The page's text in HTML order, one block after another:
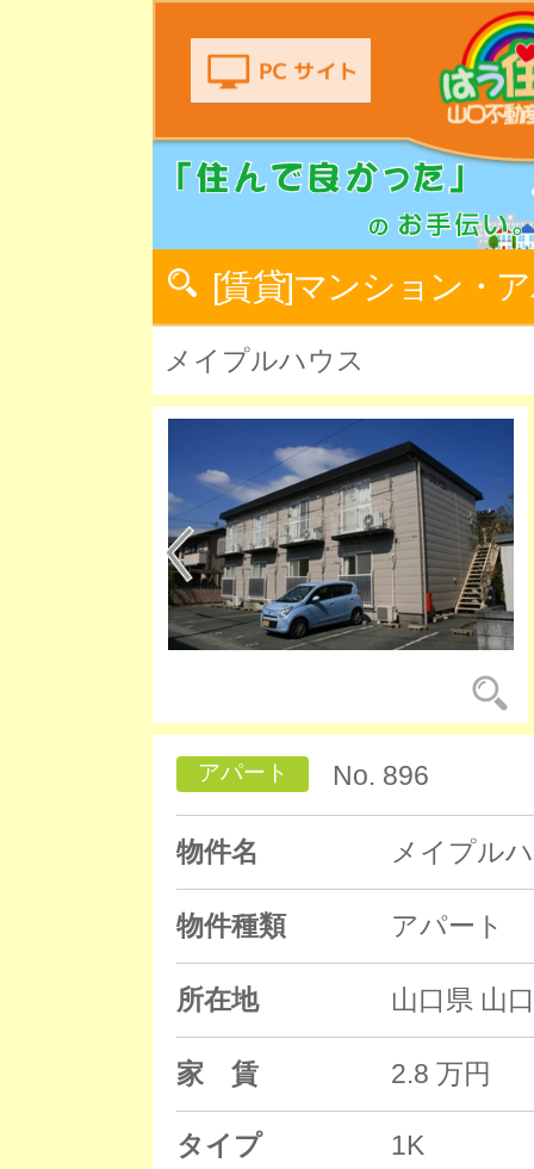
[賃貸]マンション・
メイプルハウス
アパート No. 896
物件名 メイプル
物件種類 アパート
所在地 山口県 山
家 賃 2.8 万円
タイプ 1K